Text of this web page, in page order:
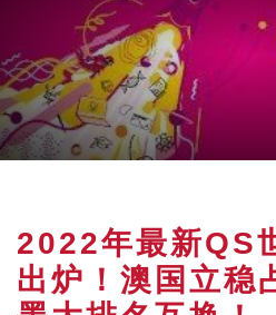
2022年最新QS
出炉！澳国立稳